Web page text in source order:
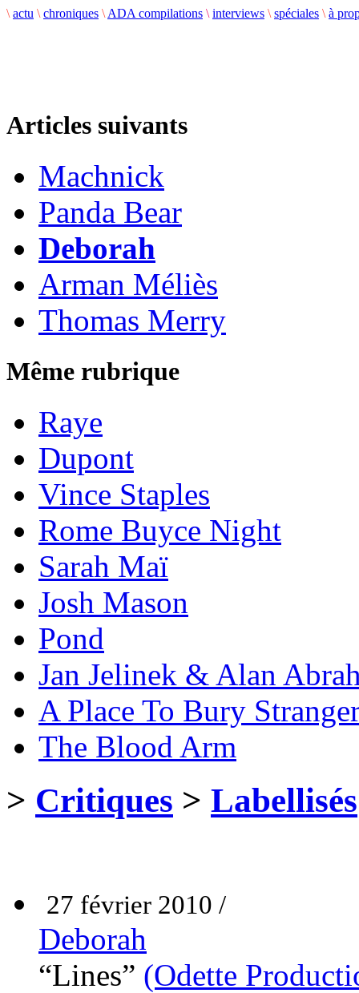
\ actu \ chroniques \ ADA compilations \ interviews \ spéciales \ à
Articles suivants
Machnick
Panda Bear
Deborah
Arman Méliès
Thomas Merry
Même rubrique
Raye
Dupont
Vince Staples
Rome Buyce Night
Sarah Maï
Josh Mason
Pond
Jan Jelinek & Alan
A Place To Bury
The Blood Arm
> Critiques > Labellisés
27 février 2010 /
Deborah
“Lines” (Odette